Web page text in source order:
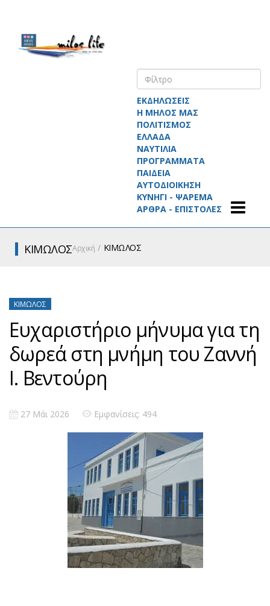
ΕΚΔΗΛΩΣΕΙΣ
Η ΜΗΛΟΣ ΜΑΣ
ΠΟΛΙΤΙΣΜΟΣ
ΕΛΛΑΔΑ
ΝΑΥΤΙΛΙΑ
ΠΡΟΓΡΑΜΜΑΤΑ
ΠΑΙΔΕΙΑ
ΑΥΤΟΔΙΟΙΚΗΣΗ
ΚΥΝΗΓΙ - ΨΑΡΕΜΑ
ΑΡΘΡΑ - ΕΠΙΣΤΟΛΕΣ
ΚΙΜΩΛΟΣΑρχική ΚΙΜΩΛΟΣ
ΚΊΜΩΛΟΣ
Ευχαριστήριο μήνυμα για τη
δωρεά στη μνήμη του Ζαννή
Ι. Βεντούρη
27 Μάι 2026 Εμφανίσεις: 494